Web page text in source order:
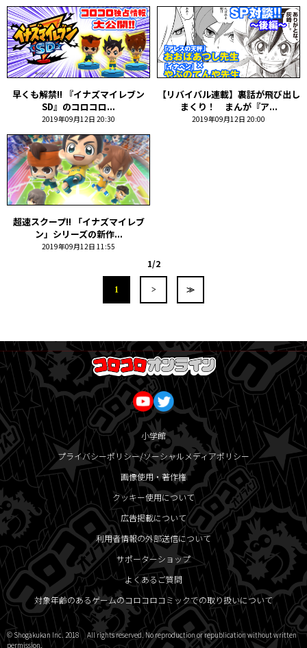
早くも解禁!! 『イナズマイレブン
SD』のコロコロ...
2019年09月12日 20:30
【リバイバル連載】裏話が飛び出し
まくり！ まんが『ア...
2019年09月12日 20:00
超速スクープ!! 「イナズマイレブ
ン」シリーズの新作...
2019年09月12日 11:55
1/2
1 > ≫
小学館
プライバシーポリシー/ソーシャルメディアポリシー
画像使用・著作権
クッキー使用について
広告掲載について
利用者情報の外部送信について
サポーターショップ
よくあるご質問
対象年齢のあるゲームのコロコロコミックでの取り扱いについて
© Shogakukan Inc. 2018 All rights reserved. No reproduction or republication without written
permission.